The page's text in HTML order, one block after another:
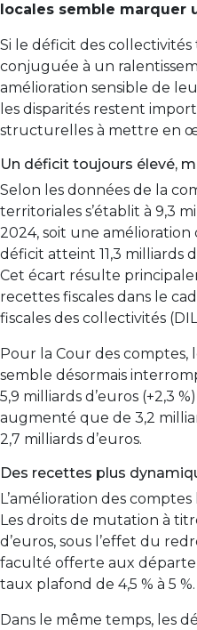
locales semble marquer
Si le déficit des
conjuguée à un
amélioration sensible de
les disparités restent
structurelles à mettre en
Un déficit toujours élevé,
Selon les données de la
territoriales s’établit à 9,3
2024, soit une amélioration
déficit atteint 11,3 milliards
Cet écart résulte
recettes fiscales dans le
fiscales des collectivités
Pour la Cour des
semble désormais
5,9 milliards d’euros (+2,3
augmenté que de 3,2
2,7 milliards d’euros.
Des recettes plus
L’amélioration des
Les droits de mutation à
d’euros, sous l’effet du
faculté offerte aux
taux plafond de 4,5 % à 5 %.
Dans le même temps, les